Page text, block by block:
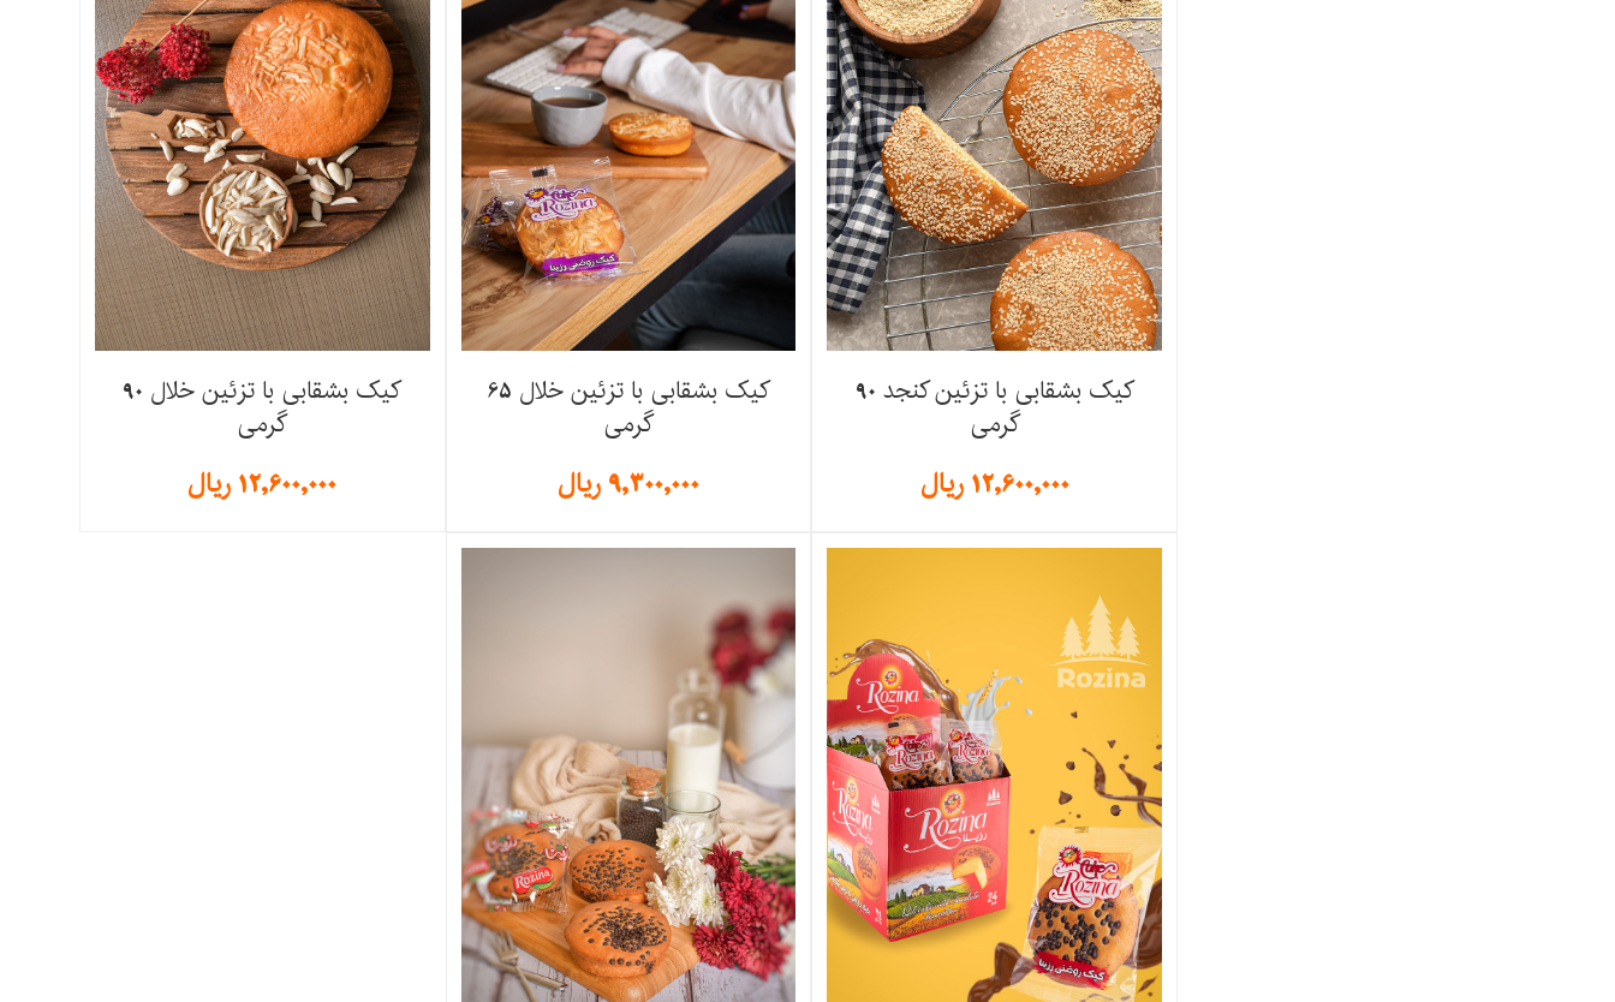
کیک بشقابی با تزئین کنجد 90
گرمی
12,600,000ریال
کیک بشقابی با تزئین خلال 65
گرمی
9,300,000ریال
کیک بشقابی با تزئین خلال 90
گرمی
12,600,000ریال